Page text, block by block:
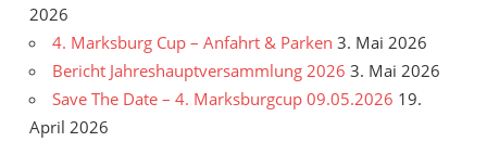
2026
4. Marksburg Cup – Anfahrt & Parken 3. Mai 2026
Bericht Jahreshauptversammlung 2026 3. Mai 2026
Save The Date – 4. Marksburgcup 09.05.2026 19.
April 2026